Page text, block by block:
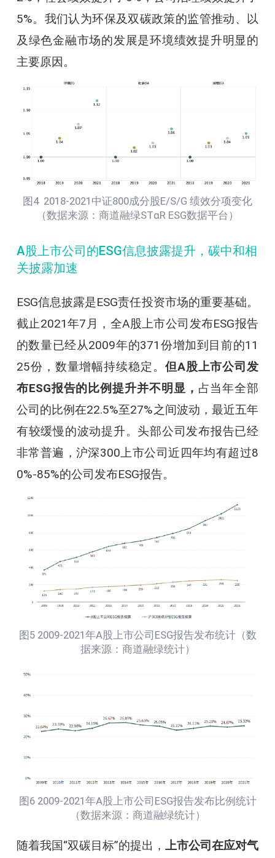
5%。我们认为环保及双碳政策的监管推动、以
及绿色金融市场的发展是环境绩效提升明显的
主要原因。
图4 2018-2021中证800成分股E/S/G 绩效分项变化
（数据来源：商道融绿STαR ESG数据平台）
A股上市公司的ESG信息披露提升，碳中和相
关披露加速
ESG信息披露是ESG责任投资市场的重要基础。
截止2021年7月，全A股上市公司发布ESG报告
的数量已经从2009年的371份增加到目前的11
25份，数量增幅持续稳定。 但A股上市公司发
布ESG报告的比例提升并不明显， 占当年全部
公司的比例在22.5%至27%之间波动，最近五年
有较缓慢的波动提升。头部公司发布报告已经
非常普遍，沪深300上市公司近四年均有超过8
0%-85%的公司发布ESG报告。
图5 2009-2021年A股上市公司ESG报告发布统计（数
据来源：商道融绿统计）
图6 2009-2021年A股上市公司ESG报告发布比例统计
（数据来源：商道融绿统计）
随着我国“双碳目标”的提出，上市公司在应对气